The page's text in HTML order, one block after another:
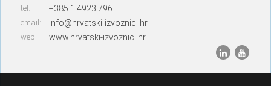
tel: +385 1 4923 796
email: info@hrvatski-izvoznici.hr
web: www.hrvatski-izvoznici.hr